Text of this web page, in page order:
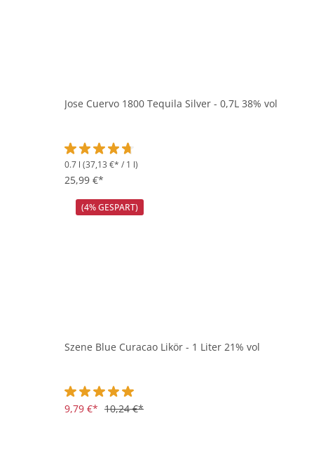
Jose Cuervo 1800 Tequila Silver - 0,7L 38% vol
Durchschnittliche Bewertung von 4.8 von 5 Sternen
0.7 l (37,13 €* / 1 l)
25,99 €*
(4% GESPART)
Szene Blue Curacao Likör - 1 Liter 21% vol
Durchschnittliche Bewertung von 5 von 5 Sternen
9,79 €* 10,24 €*